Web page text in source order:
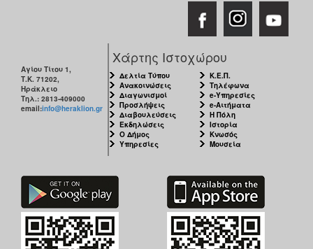
Αγίου Τίτου 1,
Τ.Κ. 71202,
Ηράκλειο
Τηλ.: 2813-409000
email:info@heraklion.gr
Χάρτης Ιστοχώρου
Δελτία Τύπου
Ανακοινώσεις
Διαγωνισμοί
Προσλήψεις
Διαβουλεύσεις
Εκδηλώσεις
Ο Δήμος
Υπηρεσίες
Κ.Ε.Π.
Τηλέφωνα
e-Υπηρεσίες
e-Αιτήματα
Η Πόλη
Ιστορία
Κνωσός
Μουσεία